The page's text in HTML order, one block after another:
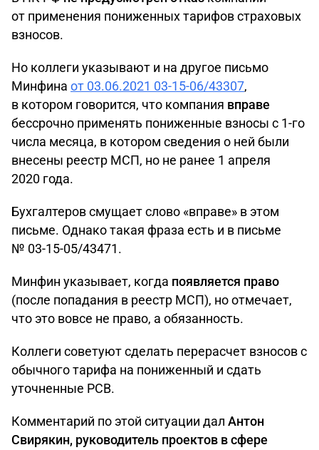
от применения пониженных тарифов страховых
взносов.
Но коллеги указывают и на другое письмо
Минфина от 03.06.2021 03-15-06/43307,
в котором говорится, что компания вправе
бессрочно применять пониженные взносы с 1-го
числа месяца, в котором сведения о ней были
внесены реестр МСП, но не ранее 1 апреля
2020 года.
Бухгалтеров смущает слово «вправе» в этом
письме. Однако такая фраза есть и в письме
№ 03-15-05/43471.
Минфин указывает, когда появляется право
(после попадания в реестр МСП), но отмечает,
что это вовсе не право, а обязанность.
Коллеги советуют сделать перерасчет взносов с
обычного тарифа на пониженный и сдать
уточненные РСВ.
Комментарий по этой ситуации дал Антон
Свирякин, руководитель проектов в сфере